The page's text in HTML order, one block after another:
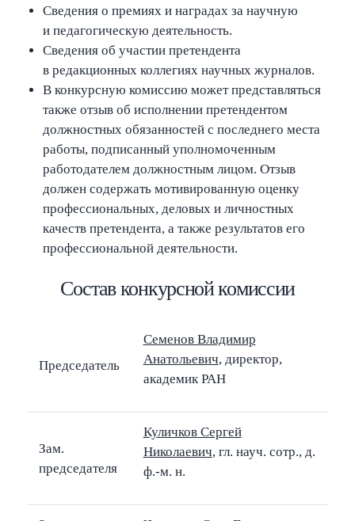
Сведения о премиях и наградах за научную
и педагогическую деятельность.
Сведения об участии претендента
в редакционных коллегиях научных журналов.
В конкурсную комиссию может представляться
также отзыв об исполнении претендентом
должностных обязанностей с последнего места
работы, подписанный уполномоченным
работодателем должностным лицом. Отзыв
должен содержать мотивированную оценку
профессиональных, деловых и личностных
качеств претендента, а также результатов его
профессиональной деятельности.
Состав конкурсной комиссии
Председатель
Семенов Владимир
Анатольевич, директор,
академик РАН
Зам.
председателя
Куличков Сергей
Николаевич, гл. науч. сотр., д.
ф.-м. н.